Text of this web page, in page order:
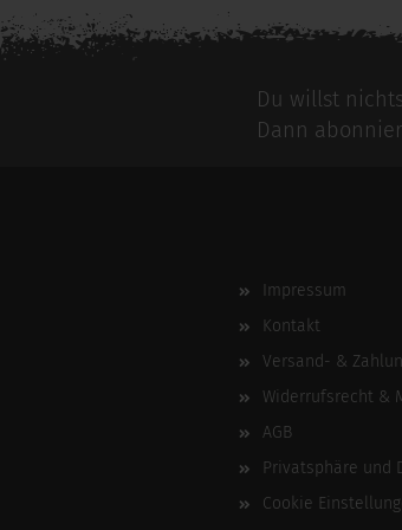
Du willst
Dann
Impressum
Kontakt
Versand- &
Widerrufsrecht &
AGB
Privatsphäre und
Cookie